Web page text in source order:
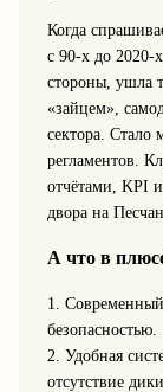
Когда
с 90‑х до
стороны, ушла
«зайцем»,
сектора. Стало
регламентов.
отчётами, KPI
двора на
А что в
1.
безопасностью.
2. Удобная
отсутствие